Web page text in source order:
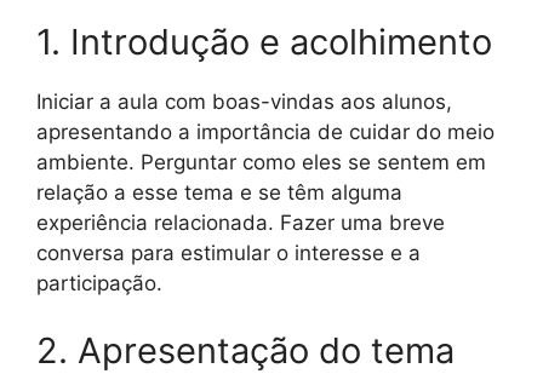
1. Introdução e acolhimento
Iniciar a aula com boas-vindas aos alunos,
apresentando a importância de cuidar do meio
ambiente. Perguntar como eles se sentem em
relação a esse tema e se têm alguma
experiência relacionada. Fazer uma breve
conversa para estimular o interesse e a
participação.
2. Apresentação do tema